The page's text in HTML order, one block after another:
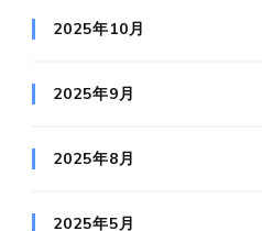
2025年10月
2025年9月
2025年8月
2025年5月